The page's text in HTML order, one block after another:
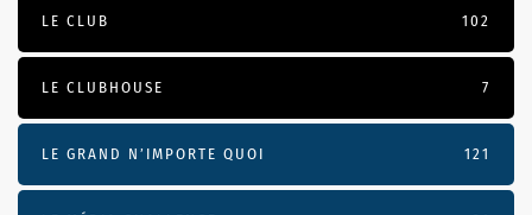
LE CLUB 102
LE CLUBHOUSE 7
LE GRAND N’IMPORTE QUOI 121